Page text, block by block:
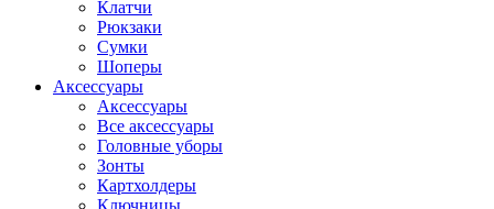
Клатчи
Рюкзаки
Сумки
Шоперы
Аксессуары
Аксессуары
Все аксессуары
Головные уборы
Зонты
Картхолдеры